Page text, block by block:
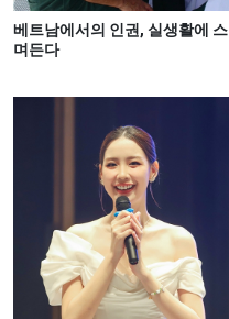
베트남에서의 인권, 실생활에 스
며든다